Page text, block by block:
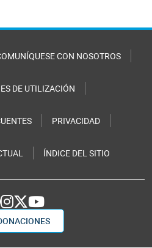
CON NOSOTROS
DE UTILIZACIÓN
PRIVACIDAD
ÍNDICE DEL SITIO